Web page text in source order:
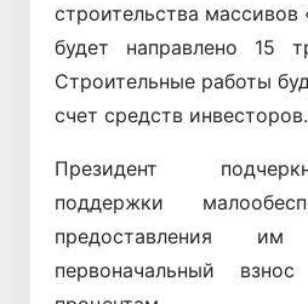
строительства массивов
будет направлено 15
Строительные работы
счет средств инвесторов.
Президент
поддержки
предоставления
первоначальный